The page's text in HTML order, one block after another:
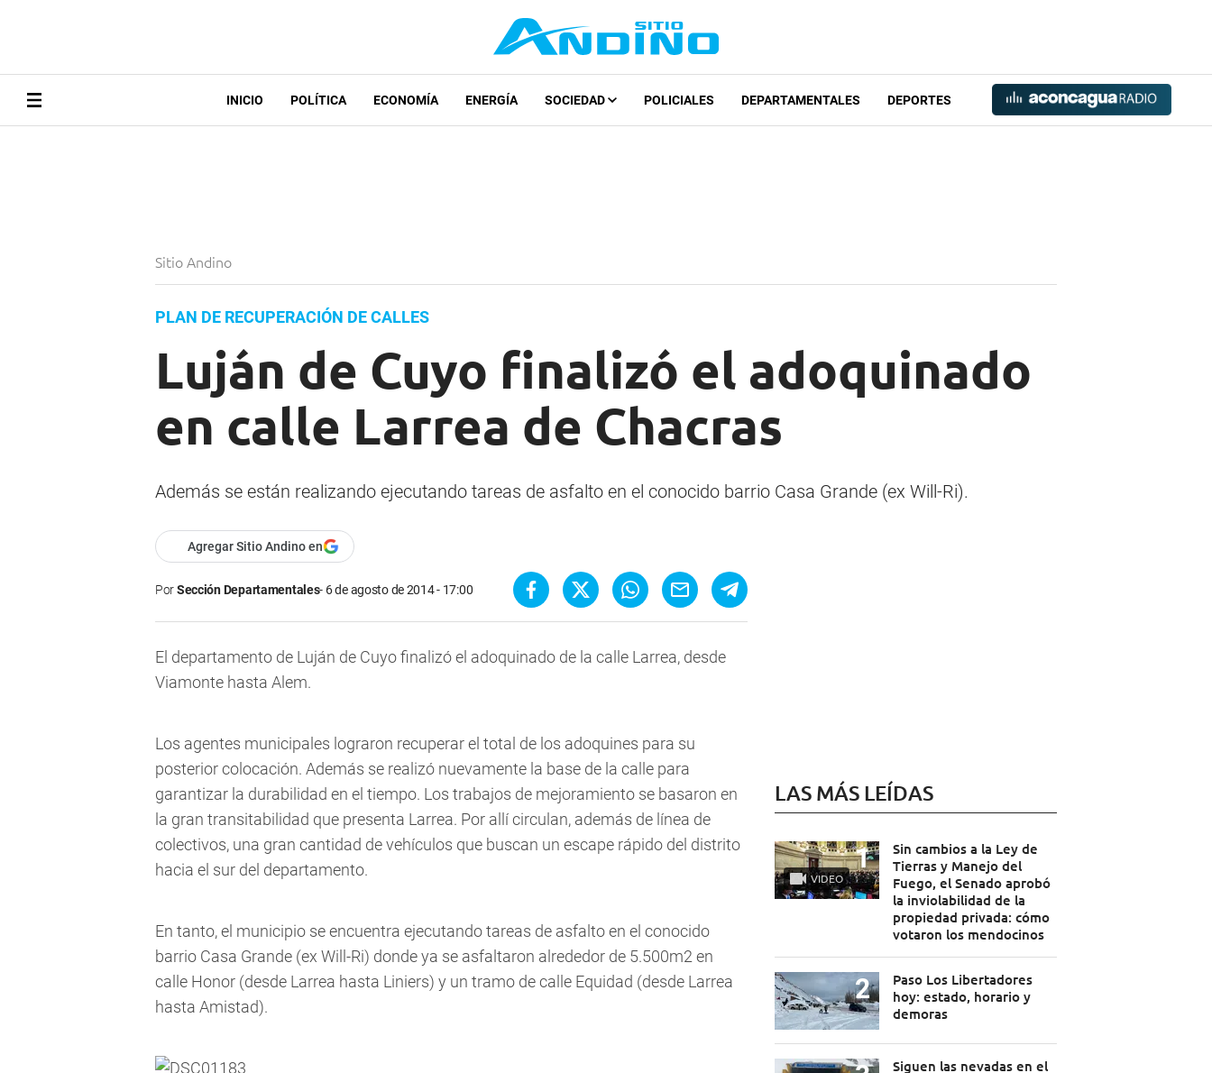
INICIO POLÍTICA ECONOMÍA ENERGÍA SOCIEDAD POLICIALES DEPARTAMENTALES DEPORTES
Sitio Andino
PLAN DE RECUPERACIÓN DE CALLES
Luján de Cuyo finalizó el adoquinado
en calle Larrea de Chacras
Además se están realizando ejecutando tareas de asfalto en el conocido barrio Casa Grande (ex Will-Ri).
Agregar Sitio Andino en
PorSección Departamentales 6 de agosto de 2014 - 17:00
El departamento de Luján de Cuyo finalizó el adoquinado de la calle Larrea, desde
Viamonte hasta Alem.
Los agentes municipales lograron recuperar el total de los adoquines para su
posterior colocación. Además se realizó nuevamente la base de la calle para
garantizar la durabilidad en el tiempo. Los trabajos de mejoramiento se basaron en
la gran transitabilidad que presenta Larrea. Por allí circulan, además de línea de
colectivos, una gran cantidad de vehículos que buscan un escape rápido del distrito
hacia el sur del departamento.
En tanto, el municipio se encuentra ejecutando tareas de asfalto en el conocido
barrio Casa Grande (ex Will-Ri) donde ya se asfaltaron alrededor de 5.500m2 en
calle Honor (desde Larrea hasta Liniers) y un tramo de calle Equidad (desde Larrea
hasta Amistad).
LAS MÁS LEÍDAS
VIDEO
Sin cambios a la Ley de
Tierras y Manejo del
Fuego, el Senado aprobó
la inviolabilidad de la
propiedad privada: cómo
votaron los mendocinos
Paso Los Libertadores
hoy: estado, horario y
demoras
Siguen las nevadas en el